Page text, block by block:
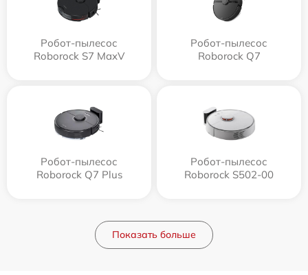
Робот-пылесос
Roborock S7 MaxV
Робот-пылесос
Roborock Q7
Робот-пылесос
Roborock Q7 Plus
Робот-пылесос
Roborock S502-00
Показать больше